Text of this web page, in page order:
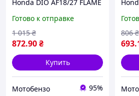
Honda DIO AF18/27 FLAME
Готово к отправке
872.90₴
1 015 ₴
Купить
Мотобензо 95%
693
806 ₴